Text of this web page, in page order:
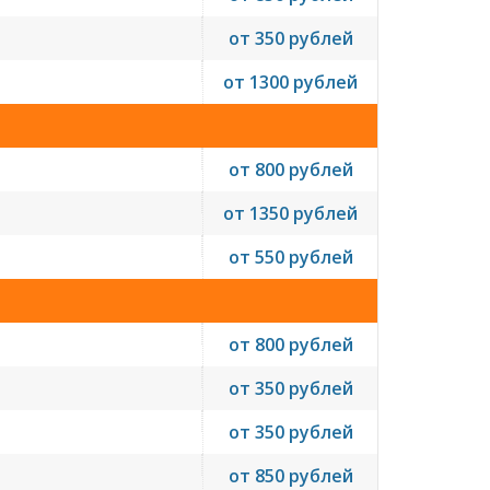
от 350 рублей
от 1300 рублей
от 800 рублей
от 1350 рублей
от 550 рублей
от 800 рублей
от 350 рублей
от 350 рублей
от 850 рублей